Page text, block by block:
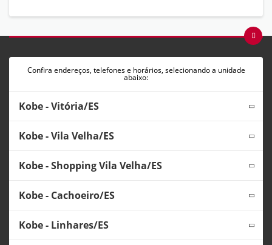
Confira endereços, telefones e horários, selecionando a unidade
abaixo:
Kobe - Vitória/ES
Kobe - Vila Velha/ES
Kobe - Shopping Vila Velha/ES
Kobe - Cachoeiro/ES
Kobe - Linhares/ES